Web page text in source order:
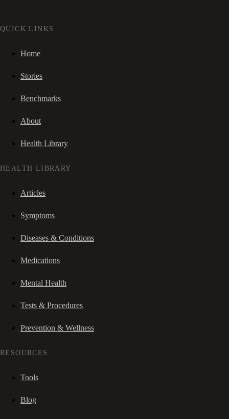
QUICK LINKS
Home
Stories
Benchmarks
About
Health Library
HEALTH LIBRARY
Articles
Symptoms
Diseases & Conditions
Medications
Mental Health
Tests & Procedures
Prevention & Wellness
RESOURCES
Tools
Blog